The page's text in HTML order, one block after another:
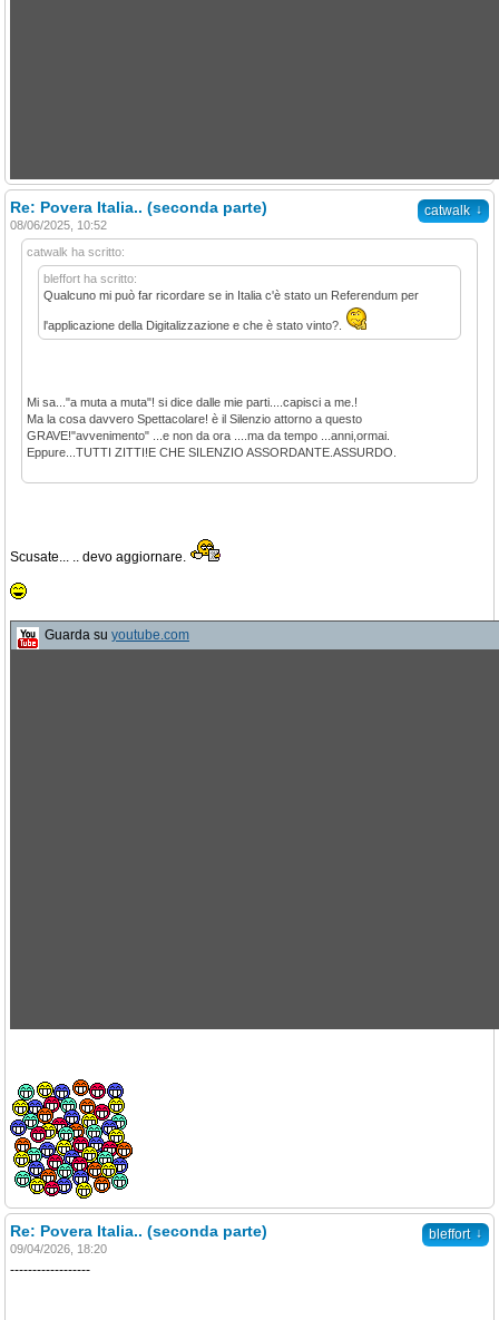
catwalk ↓
Re: Povera Italia.. (seconda parte)
08/06/2025, 10:52
catwalk ha scritto:
bleffort ha scritto:
Qualcuno mi può far ricordare se in Italia c'è stato un Referendum per
l'applicazione della Digitalizzazione e che è stato vinto?.
Mi sa..."a muta a muta"! si dice dalle mie parti....capisci a me.!
Ma la cosa davvero Spettacolare! è il Silenzio attorno a questo
GRAVE!"avvenimento" ...e non da ora ....ma da tempo ...anni,ormai.
Eppure...TUTTI ZITTI!E CHE SILENZIO ASSORDANTE.ASSURDO.
Scusate... .. devo aggiornare.
Guarda su youtube.com
bleffort ↓
Re: Povera Italia.. (seconda parte)
09/04/2026, 18:20
------------------